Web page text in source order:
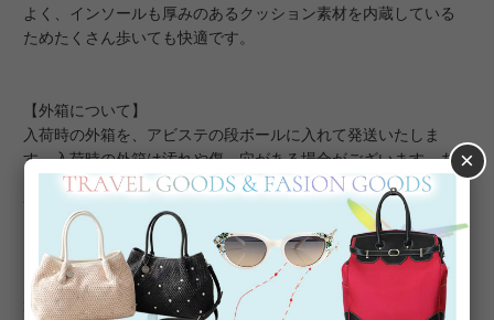
よく、インソールも厚みのあるクッション素材を内蔵している
ためたくさん歩いても快適です。
【外箱について】
入荷時の外箱を、アビステの段ボールに入れて発送いたしま
す。入荷時の外箱は汚れや傷、穴がある場合がございます。あ
くまで緩衝材としてご理解を賜れますようお願いいたします。
商品は検品済みであり、外箱のダメージとは関連がございませ
また、外箱がご不要の場合はご注文時の備考欄にご記入くださ
いませ。緩衝材やセロファンで包み、段ボールにお入れして発
送いたします。
×